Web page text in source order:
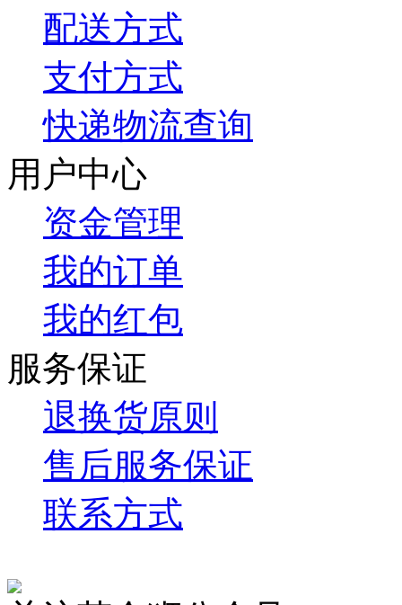
配送方式
支付方式
快递物流查询
用户中心
资金管理
我的订单
我的红包
服务保证
退换货原则
售后服务保证
联系方式